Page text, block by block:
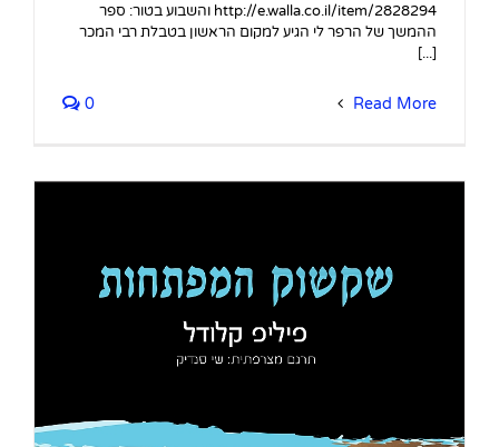
http://e.walla.co.il/item/2828294 והשבוע בטור: ספר
ההמשך של הרפר לי הגיע למקום הראשון בטבלת רבי המכר
[...]
Read More
0